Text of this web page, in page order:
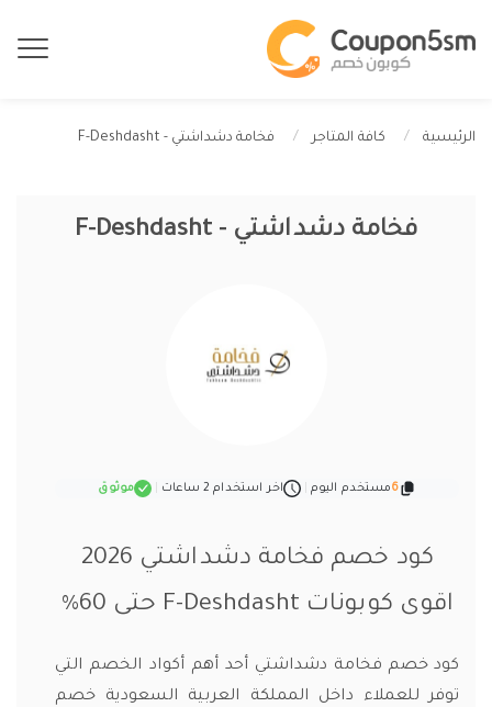
الرئيسية كافة المتاجر فخامة دشداشتي - F-Deshdasht
فخامة دشداشتي - F-Deshdasht
6مستخدم اليوم اخر استخدام 2 ساعات موثوق
كود خصم فخامة دشداشتي 2026
اقوى كوبونات F-Deshdasht حتى 60%
كود خصم فخامة دشداشتي أحد أهم أكواد الخصم التي
توفر للعملاء داخل المملكة العربية السعودية خصم